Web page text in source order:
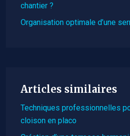
chantier ?
Organisation optimale d’une
Articles similaires
Techniques professionnelles
cloison en placo